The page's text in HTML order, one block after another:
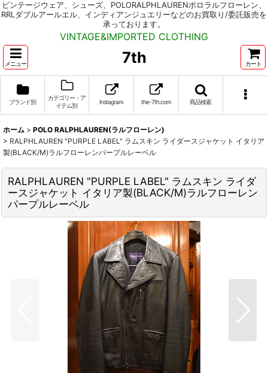
ビンテージウェア、シューズ、POLORALPHLAURENポロラルフローレン、
RRLダブルアールエル、インディアンジュエリーなどのお買取り/委託販売を
承っております。
VINTAGE&IMPORTED CLOTHING
メニュー 7th カート
ブランド別
カテゴリー・ア
イテム別
Instagram the-7th.com 商品検索
ホーム > POLO RALPHLAUREN(ラルフローレン)
> RALPHLAUREN "PURPLE LABEL" ラムスキン ライダースジャケット イタリア
製(BLACK/M)ラルフローレンパープルレーベル
RALPHLAUREN "PURPLE LABEL" ラムスキン ライダ
ースジャケット イタリア製(BLACK/M)ラルフローレン
パープルレーベル